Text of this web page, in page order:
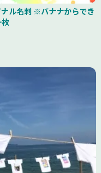
ナル名刺 ※バナナからでき
枚